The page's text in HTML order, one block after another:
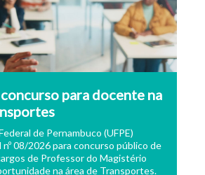
para docente na
de Pernambuco (UFPE)
08/2026 para concurso público de
de Professor do Magistério
na área de Transportes.